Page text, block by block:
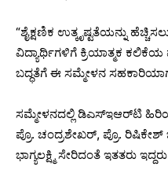
“ಶೈಕ್ಷಣಿಕ ಉತ್ಕೃಷ್ಟತೆಯನ್ನು
ವಿದ್ಯಾರ್ಥಿಗಳಿಗೆ ಕ್ರಿಯಾತ್ಮಕ ಕಲಿಕೆಯ
ಬದ್ಧತೆಗೆ ಈ ಸಮ್ಮೇಳನ
ಸಮ್ಮೇಳನದಲ್ಲಿ ಡಿಎಸ್‌ಇಆರ್‌ಟಿ
ಪ್ರೊ. ಚಂದ್ರಶೇಖರ್, ಪ್ರೊ.
ಭಾಗ್ಯಲಕ್ಷ್ಮಿ ಸೇರಿದಂತೆ ಇತತರು